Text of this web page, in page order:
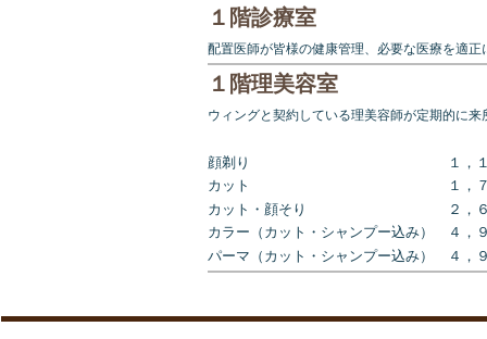
１階診療室
配置医師が皆様の健康管理、必要な医療を適正
１階理美容室
ウィングと契約している理美容師が定期的に
顔剃り １，１０
カット １，７０
カット・顔そり ２，６
カラー（カット・シャンプー込み） ４，
パーマ（カット・シャンプー込み） ４，